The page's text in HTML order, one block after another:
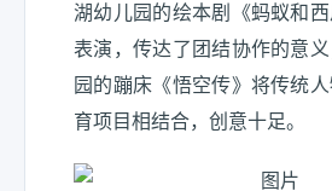
湖幼儿园的绘本剧《蚂蚁和
表演，传达了团结协作的意
园的蹦床《悟空传》将传统
育项目相结合，创意十足。